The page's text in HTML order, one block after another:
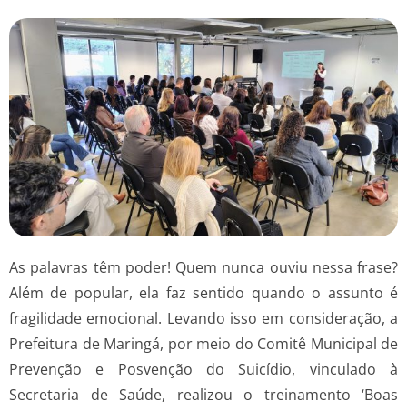
As palavras têm poder! Quem nunca ouviu nessa frase?
Além de popular, ela faz sentido quando o assunto é
fragilidade emocional. Levando isso em consideração, a
Prefeitura de Maringá, por meio do Comitê Municipal de
Prevenção e Posvenção do Suicídio, vinculado à
Secretaria de Saúde, realizou o treinamento ‘Boas